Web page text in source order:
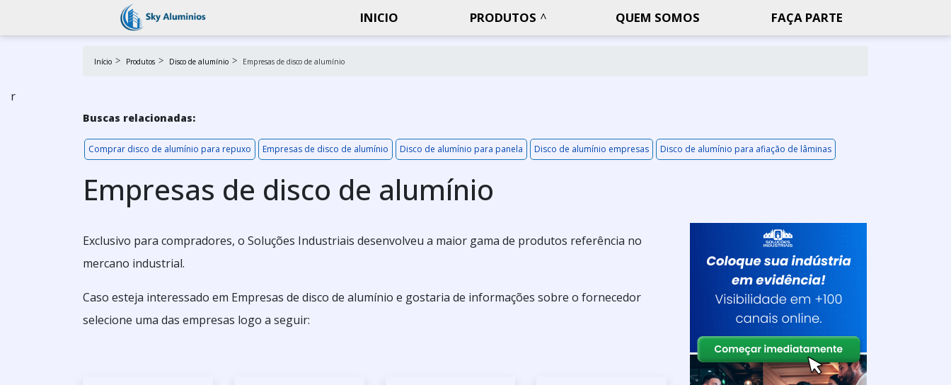
INICIO PRODUTOS QUEM SOMOS FAÇA PARTE
Início Produtos Disco de alumínio Empresas de disco de alumínio
r
Buscas relacionadas:
Comprar disco de alumínio para repuxo Empresas de disco de alumínio Disco de alumínio para panela Disco de alumínio empresas Disco de alumínio para afiação de lâminas
Empresas de disco de alumínio
Exclusivo para compradores, o Soluções Industriais desenvolveu a maior gama de produtos referência no
mercano industrial.
Caso esteja interessado em Empresas de disco de alumínio e gostaria de informações sobre o fornecedor
selecione uma das empresas logo a seguir: